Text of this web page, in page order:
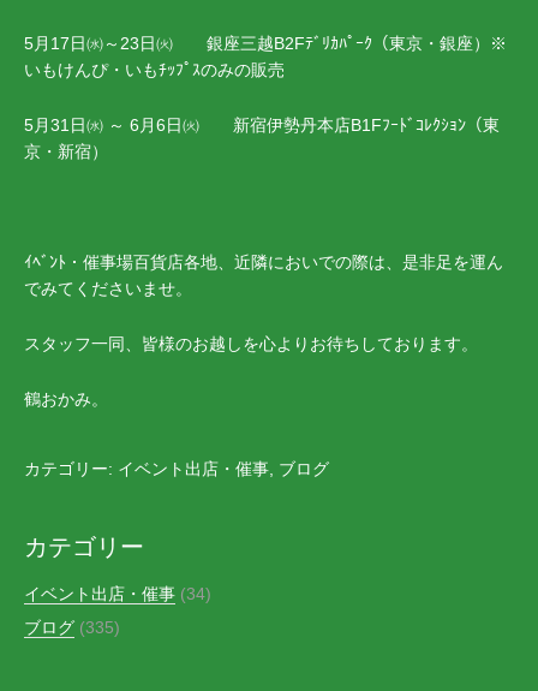
5月17日㈬～23日㈫ 銀座三越B2Fﾃﾞﾘｶﾊﾟｰｸ（東京・銀座）※
いもけんぴ・いもﾁｯﾌﾟｽのみの販売
5月31日㈬ ～ 6月6日㈫ 新宿伊勢丹本店B1Fﾌｰﾄﾞｺﾚｸｼｮﾝ（東
京・新宿）
ｲﾍﾞﾝﾄ・催事場百貨店各地、近隣においでの際は、是非足を運ん
でみてくださいませ。
スタッフ一同、皆様のお越しを心よりお待ちしております。
鶴おかみ。
カテゴリー: イベント出店・催事 ブログ
カテゴリー
イベント出店・催事 (34)
ブログ (335)